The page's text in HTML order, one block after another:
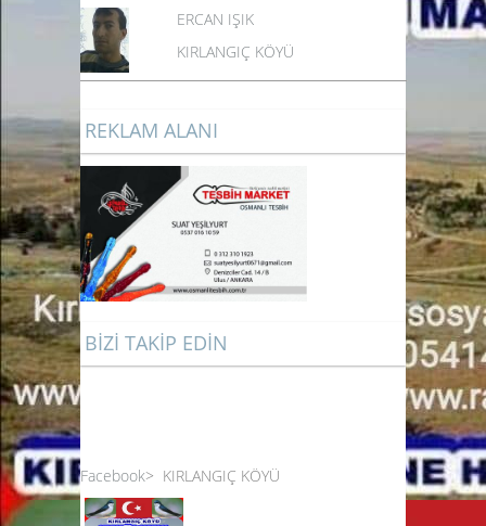
ERCAN IŞIK
KIRLANGIÇ KÖYÜ
REKLAM ALANI
BİZİ TAKİP EDİN
Facebook> KIRLANGIÇ KÖYÜ